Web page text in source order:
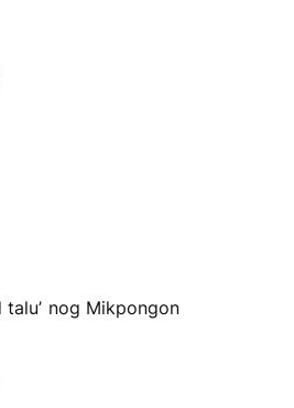
taluʼ nog Mikpongon